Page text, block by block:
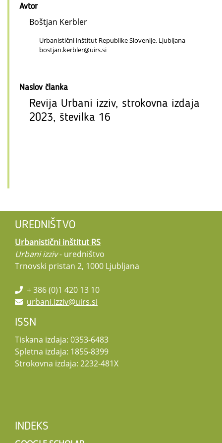
Avtor
Boštjan Kerbler
Urbanistični inštitut Republike Slovenije, Ljubljana
bostjan.kerbler@uirs.si
Naslov članka
Revija Urbani izziv, strokovna izdaja
2023, številka 16
UREDNIŠTVO
Urbanistični inštitut RS
Urbani izziv- uredništvo
Trnovski pristan 2, 1000 Ljubljana
+ 386 (0)1 420 13 10
urbani.izziv@uirs.si
ISSN
Tiskana izdaja: 0353-6483
Spletna izdaja: 1855-8399
Strokovna izdaja: 2232-481X
INDEKS